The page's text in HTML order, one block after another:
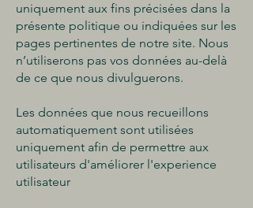
uniquement aux fins précisées dans la
présente politique ou indiquées sur les
pages pertinentes de notre site. Nous
n’utiliserons pas vos données au-delà
de ce que nous divulguerons.
Les données que nous recueillons
automatiquement sont utilisées
uniquement afin de permettre aux
utilisateurs d'améliorer l'experience
utilisateur